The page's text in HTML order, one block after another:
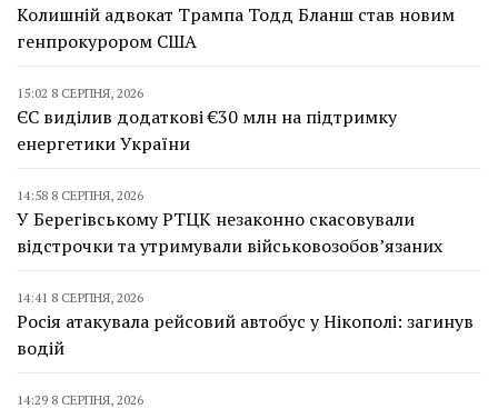
Колишній адвокат Трампа Тодд Бланш став новим
генпрокурором США
15:02 8 СЕРПНЯ, 2026
ЄС виділив додаткові €30 млн на підтримку
енергетики України
14:58 8 СЕРПНЯ, 2026
У Берегівському РТЦК незаконно скасовували
відстрочки та утримували військовозобов’язаних
14:41 8 СЕРПНЯ, 2026
Росія атакувала рейсовий автобус у Нікополі: загинув
водій
14:29 8 СЕРПНЯ, 2026